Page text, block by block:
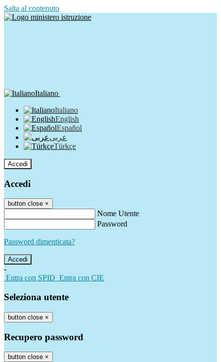
Salta al contenuto
Italiano
Italiano
English
Español
عربى
Türkçe
Accedi
Accedi
button close ×
Nome Utente
Password
Password dimenticata?
-
Entra con SPID Entra con CIE
Seleziona utente
button close ×
Recupero password
button close ×